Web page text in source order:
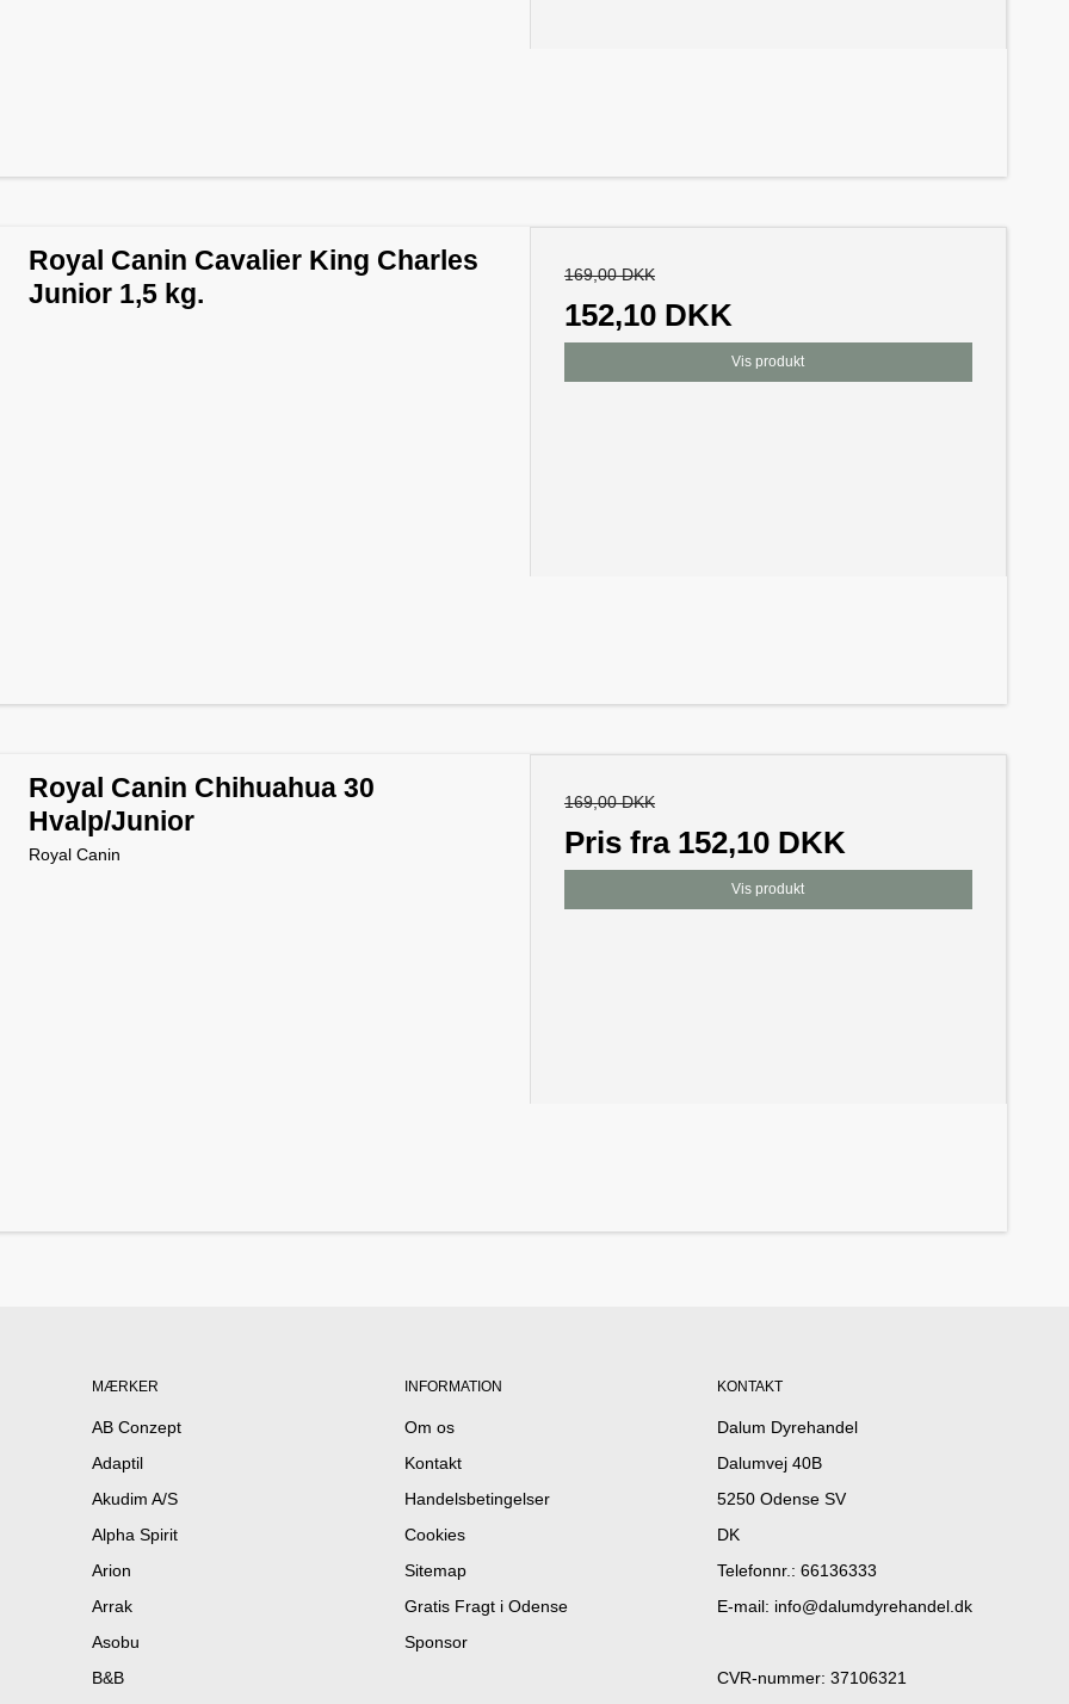
Royal Canin Cavalier King Charles
Junior 1,5 kg.
169,00 DKK
152,10 DKK
Vis produkt
Royal Canin Chihuahua 30
Hvalp/Junior
Royal Canin
169,00 DKK
Pris fra 152,10 DKK
Vis produkt
MÆRKER
AB Conzept
Adaptil
Akudim A/S
Alpha Spirit
Arion
Arrak
Asobu
B&B
INFORMATION
Om os
Kontakt
Handelsbetingelser
Cookies
Sitemap
Gratis Fragt i Odense
Sponsor
KONTAKT
Dalum Dyrehandel
Dalumvej 40B
5250 Odense SV
DK
Telefonnr.: 66136333
E-mail: info@dalumdyrehandel.dk
CVR-nummer: 37106321